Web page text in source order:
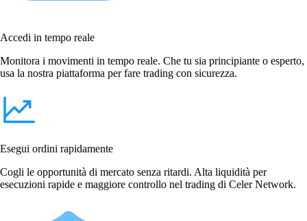
Accedi in tempo reale
Monitora i movimenti in tempo reale. Che tu sia principiante o esperto,
usa la nostra piattaforma per fare trading con sicurezza.
Esegui ordini rapidamente
Cogli le opportunità di mercato senza ritardi. Alta liquidità per
esecuzioni rapide e maggiore controllo nel trading di Celer Network.